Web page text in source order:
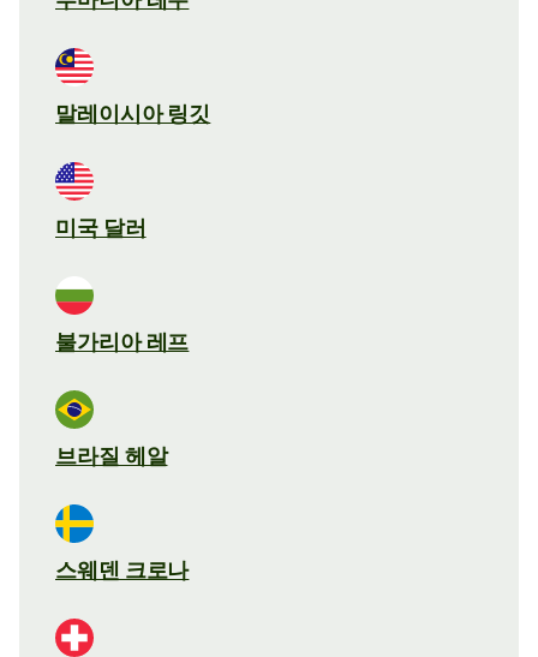
말레이시아 링깃
미국 달러
불가리아 레프
브라질 헤알
스웨덴 크로나